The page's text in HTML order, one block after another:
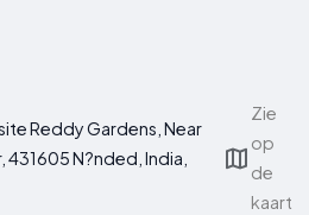
Reddy Gardens, Near
431605 N?nded, India,
Zie
op
de
kaart